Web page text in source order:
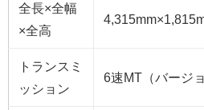
全長×全幅
×全高
トランスミ
ッション
6速MT（バージ